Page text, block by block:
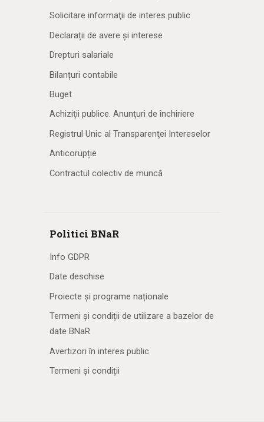
Solicitare informaţii de interes public
Declarații de avere și interese
Drepturi salariale
Bilanțuri contabile
Buget
Achiziţii publice. Anunţuri de închiriere
Registrul Unic al Transparenţei Intereselor
Anticorupție
Contractul colectiv de muncă
Politici BNaR
Info GDPR
Date deschise
Proiecte și programe naționale
Termeni și condiții de utilizare a bazelor de
date BNaR
Avertizori în interes public
Termeni și condiții